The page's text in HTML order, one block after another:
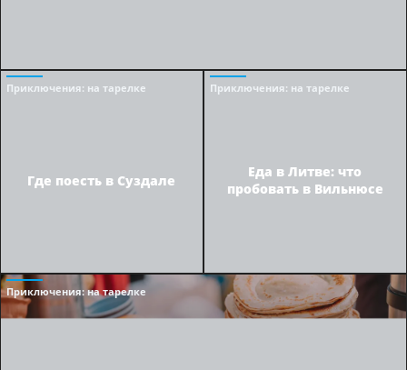
Приключения: на тарелке
Где поесть в Суздале
Приключения: на тарелке
Еда в Литве: что
пробовать в Вильнюсе
Приключения: на тарелке